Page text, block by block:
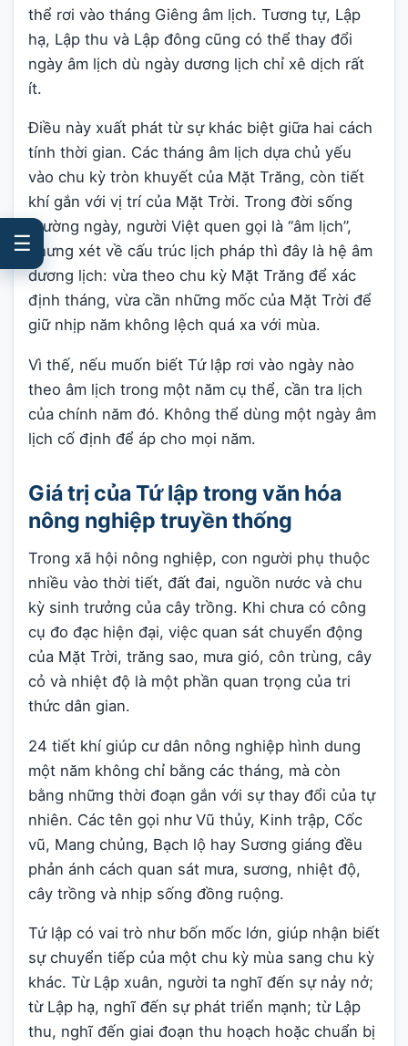
thể rơi vào tháng Giêng âm lịch. Tương tự, Lập
hạ, Lập thu và Lập đông cũng có thể thay đổi
ngày âm lịch dù ngày dương lịch chỉ xê dịch rất
ít.
Điều này xuất phát từ sự khác biệt giữa hai cách
tính thời gian. Các tháng âm lịch dựa chủ yếu
vào chu kỳ tròn khuyết của Mặt Trăng, còn tiết
khí gắn với vị trí của Mặt Trời. Trong đời sống
thường ngày, người Việt quen gọi là “âm lịch”,
nhưng xét về cấu trúc lịch pháp thì đây là hệ âm
dương lịch: vừa theo chu kỳ Mặt Trăng để xác
định tháng, vừa cần những mốc của Mặt Trời để
giữ nhịp năm không lệch quá xa với mùa.
Vì thế, nếu muốn biết Tứ lập rơi vào ngày nào
theo âm lịch trong một năm cụ thể, cần tra lịch
của chính năm đó. Không thể dùng một ngày âm
lịch cố định để áp cho mọi năm.
Giá trị của Tứ lập trong văn hóa
nông nghiệp truyền thống
Trong xã hội nông nghiệp, con người phụ thuộc
nhiều vào thời tiết, đất đai, nguồn nước và chu
kỳ sinh trưởng của cây trồng. Khi chưa có công
cụ đo đạc hiện đại, việc quan sát chuyển động
của Mặt Trời, trăng sao, mưa gió, côn trùng, cây
cỏ và nhiệt độ là một phần quan trọng của tri
thức dân gian.
24 tiết khí giúp cư dân nông nghiệp hình dung
một năm không chỉ bằng các tháng, mà còn
bằng những thời đoạn gắn với sự thay đổi của tự
nhiên. Các tên gọi như Vũ thủy, Kinh trập, Cốc
vũ, Mang chủng, Bạch lộ hay Sương giáng đều
phản ánh cách quan sát mưa, sương, nhiệt độ,
cây trồng và nhịp sống đồng ruộng.
Tứ lập có vai trò như bốn mốc lớn, giúp nhận biết
sự chuyển tiếp của một chu kỳ mùa sang chu kỳ
khác. Từ Lập xuân, người ta nghĩ đến sự nảy nở;
từ Lập hạ, nghĩ đến sự phát triển mạnh; từ Lập
thu, nghĩ đến giai đoạn thu hoạch hoặc chuẩn bị
☰